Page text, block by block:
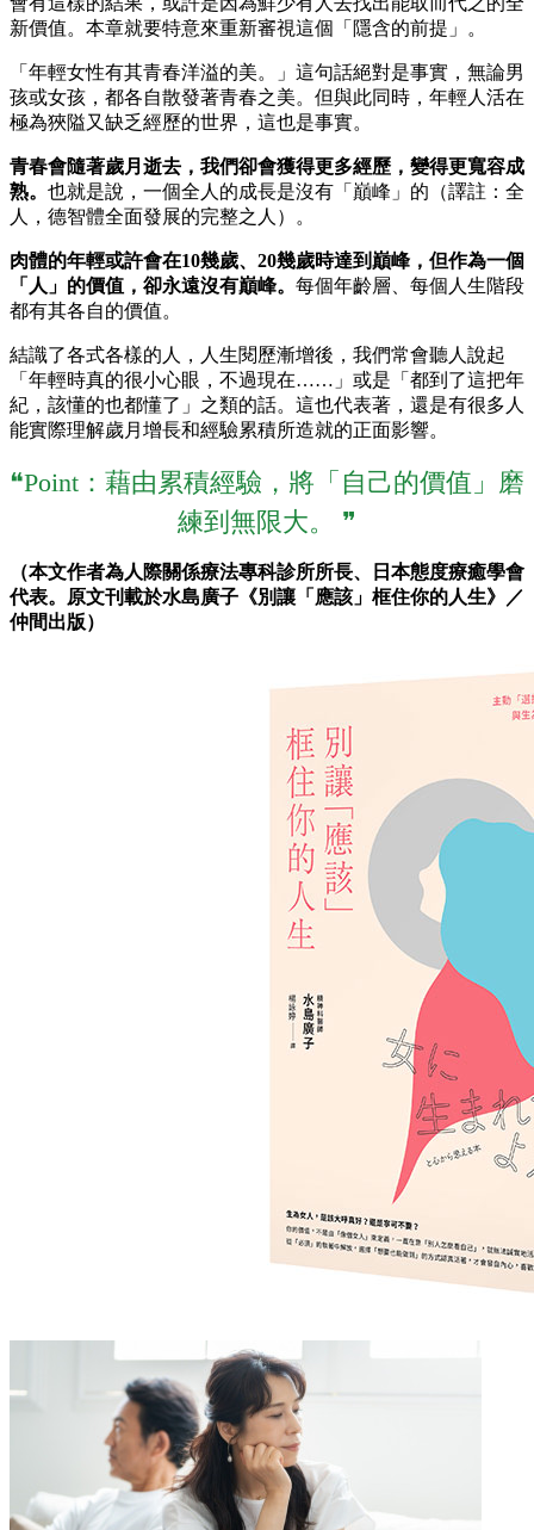
新價值。本章就要特意來重新審視這個「隱含的前提」。
「年輕女性有其青春洋溢的美。」這句話絕對是事實，無論男
孩或女孩，都各自散發著青春之美。但與此同時，年輕人活在
極為狹隘又缺乏經歷的世界，這也是事實。
青春會隨著歲月逝去，我們卻會獲得更多經歷，變得更寬容成
熟。 也就是說，一個全人的成長是沒有「巔峰」的（譯註：全
人，德智體全面發展的完整之人）。
肉體的年輕或許會在10幾歲、20幾歲時達到巔峰，但作為一個
「人」的價值，卻永遠沒有巔峰。 每個年齡層、每個人生階段
都有其各自的價值。
結識了各式各樣的人，人生閱歷漸增後，我們常會聽人說起
「年輕時真的很小心眼，不過現在……」或是「都到了這把年
紀，該懂的也都懂了」之類的話。這也代表著，還是有很多人
能實際理解歲月增長和經驗累積所造就的正面影響。
❝Point：藉由累積經驗，將「自己的價值」磨
練到無限大。 ❞
（本文作者為人際關係療法專科診所所長、日本態度療癒學會
代表。原文刊載於水島廣子《別讓「應該」框住你的人生》／
仲間出版）